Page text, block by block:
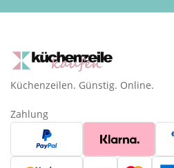
Küchenzeilen. Günstig. Online.
Zahlung